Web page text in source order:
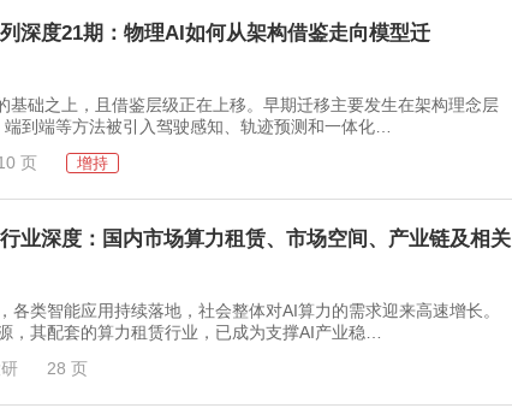
深度21期：物理AI如何从架构借鉴走向模型迁
础之上，且借鉴层级正在上移。早期迁移主要发生在架构理念层
到端等方法被引入驾驶感知、轨迹预测和一体化…
页 增持
业深度：国内市场算力租赁、市场空间、产业链及相关
类智能应用持续落地，社会整体对AI算力的需求迎来高速增长。
，其配套的算力租赁行业，已成为支撑AI产业稳…
28 页